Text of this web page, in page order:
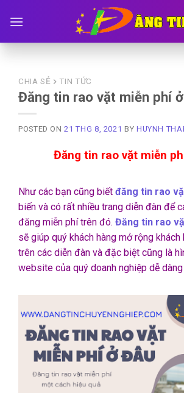
CHIA SẺ TIN TỨC
Đăng tin rao vặt miễn phí
POSTED ON21 THG 8, 2021BY HUYNH
Đăng tin rao vặt miễn
Như các bạn cũng biết đăng tin rao
biến và có rất nhiều trang diễn đàn để
đăng miễn phí trên đó. Đăng tin rao
sẽ giúp quý khách hàng mở rộng khách
trên các diễn đàn và đặc biệt cũng là
website của quý doanh nghiệp dễ